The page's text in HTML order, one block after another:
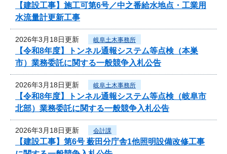
【建設工事】施工可第6号／中之番給水地点・工業用
水流量計更新工事
2026年3月18日更新 岐阜土木事務所
【令和8年度】トンネル通報システム等点検（本巣
市）業務委託に関する一般競争入札公告
2026年3月18日更新 岐阜土木事務所
【令和8年度】トンネル通報システム等点検（岐阜市
北部）業務委託に関する一般競争入札公告
2026年3月18日更新 会計課
【建設工事】第6号 薮田分庁舎1他照明設備改修工事